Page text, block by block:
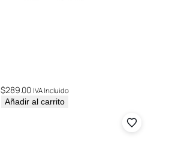
$289.00 IVA Incluido
Añadir al carrito